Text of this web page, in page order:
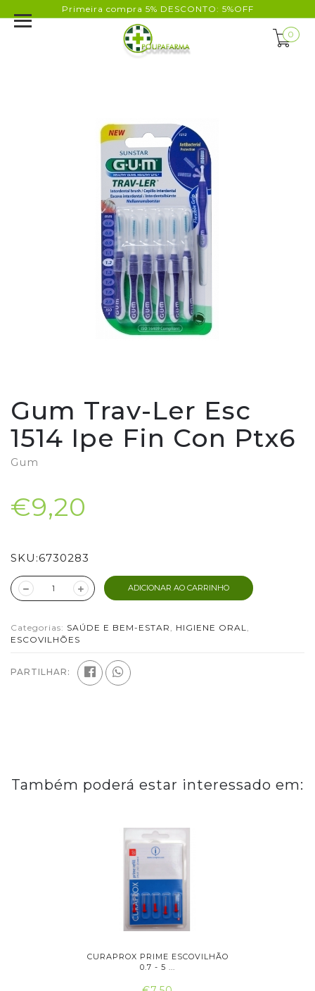
Primeira compra 5% DESCONTO: 5%OFF
0
Gum Trav-Ler Esc
1514 Ipe Fin Con Ptx6
Gum
€9,20
SKU:6730283
ADICIONAR AO CARRINHO
Categorias: SAÚDE E BEM-ESTAR , HIGIENE ORAL,
ESCOVILHÕES
PARTILHAR:
Também poderá estar interessado em:
CURAPROX PRIME ESCOVILHÃO
0.7 - 5 ...